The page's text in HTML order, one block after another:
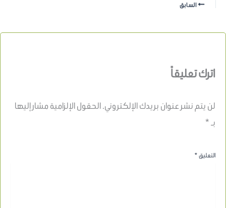
السابق
اترك تعليقاً
لن يتم نشر عنوان بريدك الإلكتروني.الحقول الإلزامية مشار إليها
بـ*
التعليق*